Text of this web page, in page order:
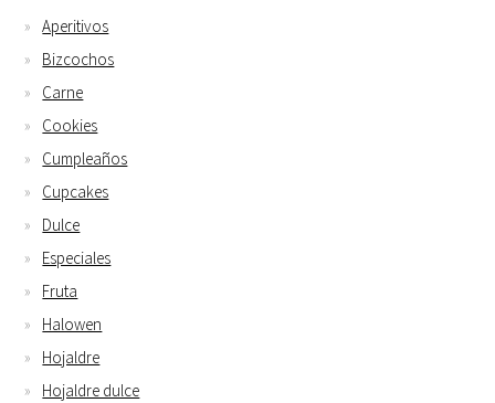
Aperitivos
Bizcochos
Carne
Cookies
Cumpleaños
Cupcakes
Dulce
Especiales
Fruta
Halowen
Hojaldre
Hojaldre dulce